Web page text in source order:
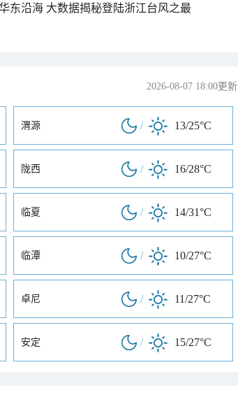
东沿海 大数据揭秘登陆浙江台风之最
2026-08-07 18:00更新
渭源 / 13/25°C
陇西 / 16/28°C
临夏 / 14/31°C
临潭 / 10/27°C
卓尼 / 11/27°C
安定 / 15/27°C